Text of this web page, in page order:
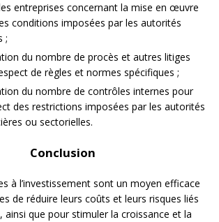
entreprises concernant la mise en œuvre
conditions imposées par les autorités
;
du nombre de procès et autres litiges
de règles et normes spécifiques ;
du nombre de contrôles internes pour
des restrictions imposées par les autorités
ou sectorielles.
Conclusion
à l’investissement sont un moyen efficace
de réduire leurs coûts et leurs risques liés
ainsi que pour stimuler la croissance et la